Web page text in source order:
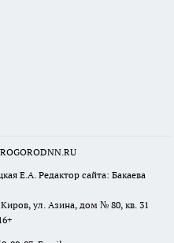
Е.А. Редактор сайта: Бакаева
Киров, ул. Азина, дом № 80, кв. 31